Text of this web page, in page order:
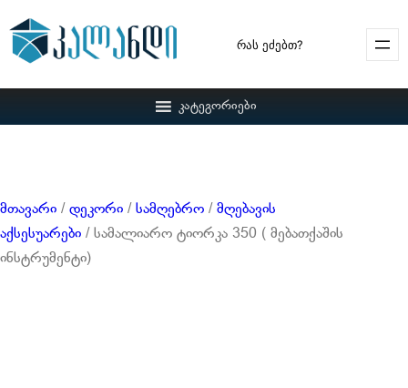
Search
კატეგორიები
მთავარი / დეკორი / სამღებრო / მღებავის
აქსესუარები / სამალიარო ტიორკა 350 ( მებათქაშის
ინსტრუმენტი)